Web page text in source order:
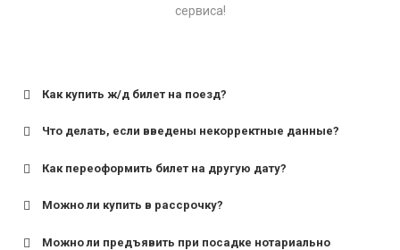
сервиса!
Как купить ж/д билет на поезд?
Что делать, если введены некорректные данные?
Как переоформить билет на другую дату?
Можно ли купить в рассрочку?
Можно ли предъявить при посадке нотариально